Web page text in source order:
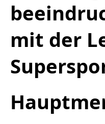
mit der